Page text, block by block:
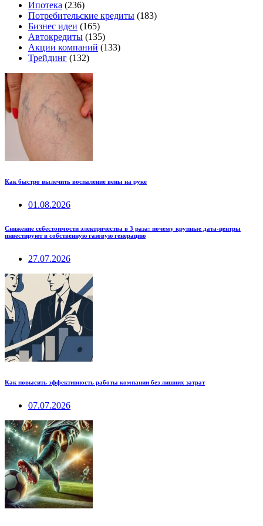
Ипотека (236)
Потребительские кредиты (183)
Бизнес идеи (165)
Автокредиты (135)
Акции компаний (133)
Трейдинг (132)
Как быстро вылечить воспаление вены на руке
01.08.2026
Снижение себестоимости электричества в 3 раза: почему крупные дата-центры
инвестируют в собственную газовую генерацию
27.07.2026
Как повысить эффективность работы компании без лишних затрат
07.07.2026